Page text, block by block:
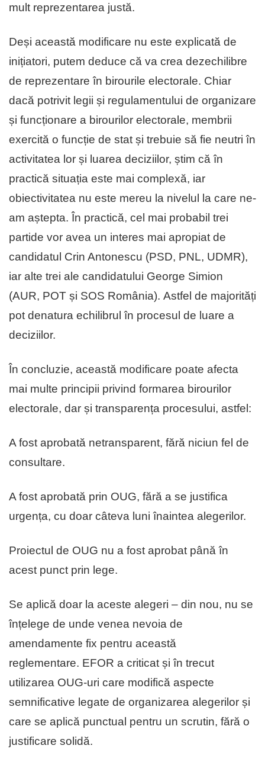
mult reprezentarea justă.
Deși această modificare nu este explicată de
inițiatori, putem deduce că va crea dezechilibre
de reprezentare în birourile electorale. Chiar
dacă potrivit legii și regulamentului de organizare
și funcționare a birourilor electorale, membrii
exercită o funcție de stat și trebuie să fie neutri în
activitatea lor și luarea deciziilor, știm că în
practică situația este mai complexă, iar
obiectivitatea nu este mereu la nivelul la care ne-
am aștepta. În practică, cel mai probabil trei
partide vor avea un interes mai apropiat de
candidatul Crin Antonescu (PSD, PNL, UDMR),
iar alte trei ale candidatului George Simion
(AUR, POT și SOS România). Astfel de majorități
pot denatura echilibrul în procesul de luare a
deciziilor.
În concluzie, această modificare poate afecta
mai multe principii privind formarea birourilor
electorale, dar și transparența procesului, astfel:
A fost aprobată netransparent, fără niciun fel de
consultare.
A fost aprobată prin OUG, fără a se justifica
urgența, cu doar câteva luni înaintea alegerilor.
Proiectul de OUG nu a fost aprobat până în
acest punct prin lege.
Se aplică doar la aceste alegeri – din nou, nu se
înțelege de unde venea nevoia de
amendamente fix pentru această
reglementare. EFOR a criticat și în trecut
utilizarea OUG-uri care modifică aspecte
semnificative legate de organizarea alegerilor și
care se aplică punctual pentru un scrutin, fără o
justificare solidă.